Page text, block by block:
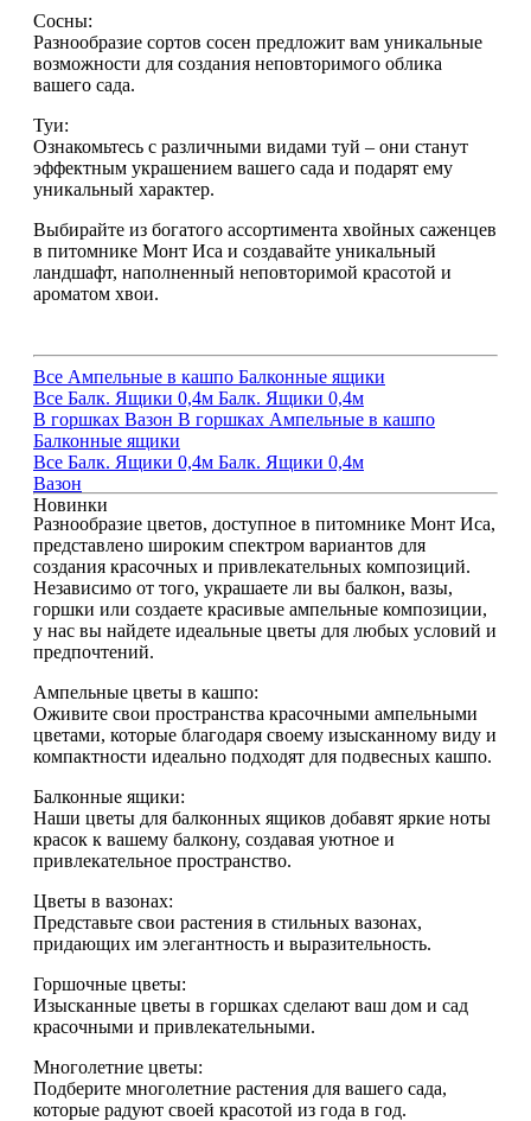
Сосны:
Разнообразие сортов сосен предложит вам уникальные
возможности для создания неповторимого облика
вашего сада.
Туи:
Ознакомьтесь с различными видами туй – они станут
эффектным украшением вашего сада и подарят ему
уникальный характер.
Выбирайте из богатого ассортимента хвойных саженцев
в питомнике Монт Иса и создавайте уникальный
ландшафт, наполненный неповторимой красотой и
ароматом хвои.
Все Ампельные в кашпо Балконные ящики
Все Балк. Ящики 0,4м Балк. Ящики 0,4м
В горшках Вазон В горшках Ампельные в кашпо
Балконные ящики
Все Балк. Ящики 0,4м Балк. Ящики 0,4м
Вазон
Новинки
Разнообразие цветов, доступное в питомнике Монт Иса,
представлено широким спектром вариантов для
создания красочных и привлекательных композиций.
Независимо от того, украшаете ли вы балкон, вазы,
горшки или создаете красивые ампельные композиции,
у нас вы найдете идеальные цветы для любых условий и
предпочтений.
Ампельные цветы в кашпо:
Оживите свои пространства красочными ампельными
цветами, которые благодаря своему изысканному виду и
компактности идеально подходят для подвесных кашпо.
Балконные ящики:
Наши цветы для балконных ящиков добавят яркие ноты
красок к вашему балкону, создавая уютное и
привлекательное пространство.
Цветы в вазонах:
Представьте свои растения в стильных вазонах,
придающих им элегантность и выразительность.
Горшочные цветы:
Изысканные цветы в горшках сделают ваш дом и сад
красочными и привлекательными.
Многолетние цветы:
Подберите многолетние растения для вашего сада,
которые радуют своей красотой из года в год.